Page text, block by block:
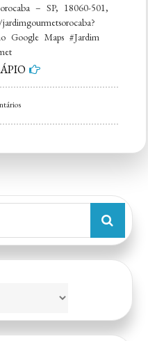
– SP, 18060-501,
Google Maps #Jardim
em
Jardim